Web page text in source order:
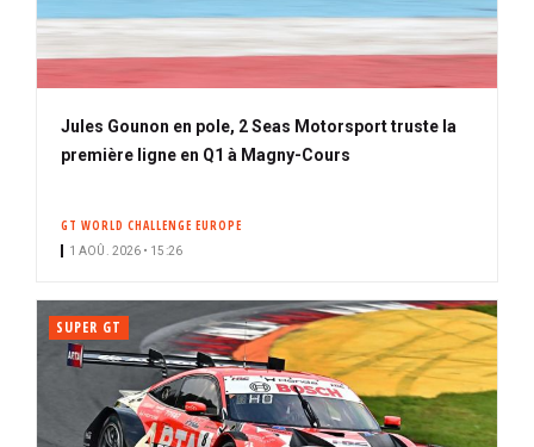
Jules Gounon en pole, 2 Seas Motorsport truste la
première ligne en Q1 à Magny-Cours
GT WORLD CHALLENGE EUROPE
1 AOÛ. 2026 • 15:26
SUPER GT